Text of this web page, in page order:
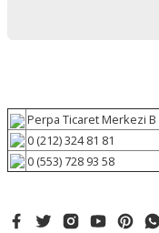
Perpa Ticaret Merkezi
0 (212) 324 81 81
0 (553) 728 93 58